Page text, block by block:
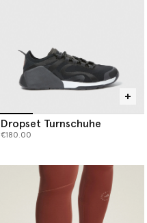
Dropset Turnschuhe
€180.00